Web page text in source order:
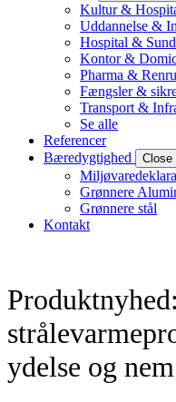
Kultur &
Uddannelse &
Hospital &
Kontor &
Pharma &
Fængsler &
Transport &
Se alle
Referencer
Bæredygtighed
Close
Grønnere
Grønnere stål
Kontakt
ydelse og